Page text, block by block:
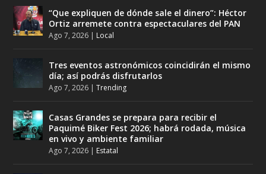
“Que expliquen de dónde sale el dinero”: Héctor
Ortiz arremete contra espectaculares del PAN
Ago 7, 2026 | Local
Tres eventos astronómicos coincidirán el mismo
día; así podrás disfrutarlos
Ago 7, 2026 |Trending
Casas Grandes se prepara para recibir el
Paquimé Biker Fest 2026; habrá rodada, música
en vivo y ambiente familiar
Ago 7, 2026 | Estatal